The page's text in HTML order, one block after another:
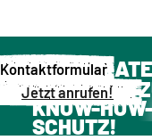
WIR
SIE GERNE
KNOW-
SCHUTZ!
Kontaktformular
Jetzt anrufen!